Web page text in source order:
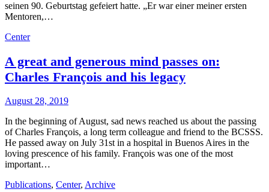
seinen 90. Geburtstag gefeiert hatte. „Er war einer meiner ersten
Mentoren,…
Center
A great and generous mind passes on:
Charles François and his legacy
August 28, 2019
In the beginning of August, sad news reached us about the passing
of Charles François, a long term colleague and friend to the BCSSS.
He passed away on July 31st in a hospital in Buenos Aires in the
loving prescence of his family. François was one of the most
important…
Publications, Center, Archive